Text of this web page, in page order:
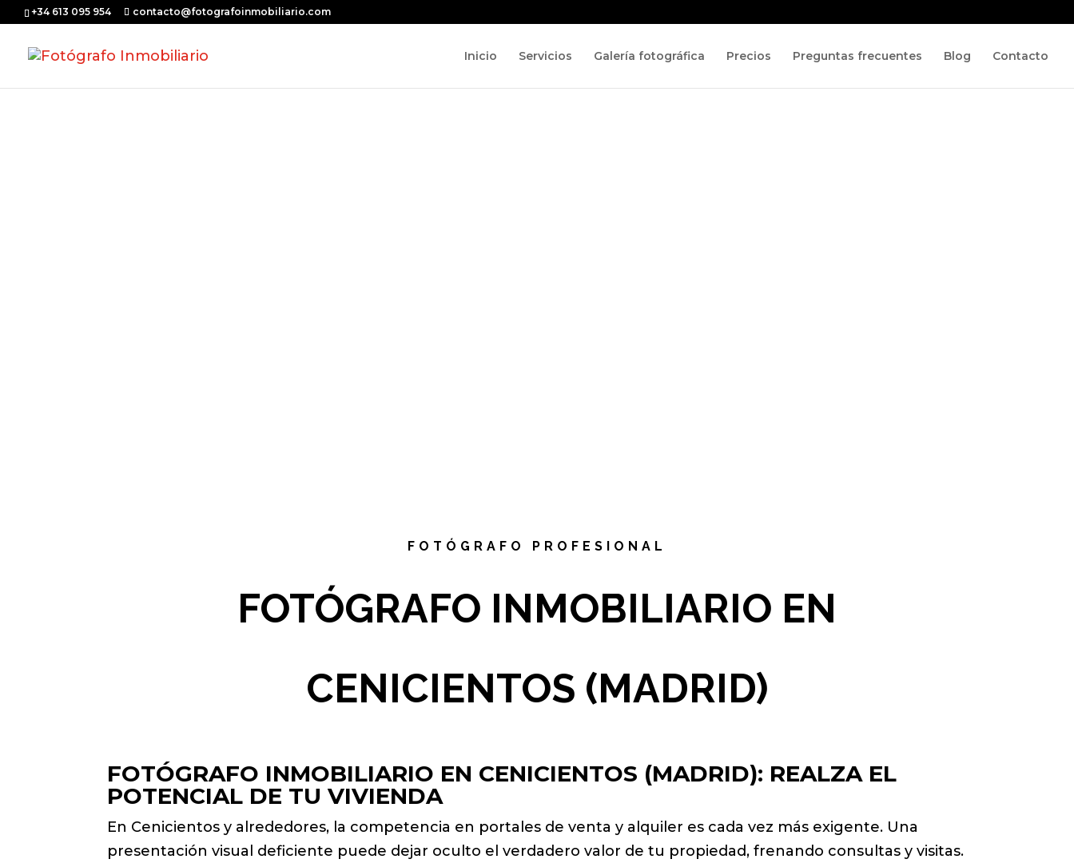
+34 613 095 954 contacto@fotografoinmobiliario.com
Inicio Servicios Galería fotográfica Precios Preguntas frecuentes Blog Contacto
FOTÓGRAFO PROFESIONAL
FOTÓGRAFO INMOBILIARIO EN
CENICIENTOS (MADRID)
FOTÓGRAFO INMOBILIARIO EN CENICIENTOS (MADRID): REALZA EL
POTENCIAL DE TU VIVIENDA
En Cenicientos y alrededores, la competencia en portales de venta y alquiler es cada vez más exigente. Una
presentación visual deficiente puede dejar oculto el verdadero valor de tu propiedad, frenando consultas y visitas.